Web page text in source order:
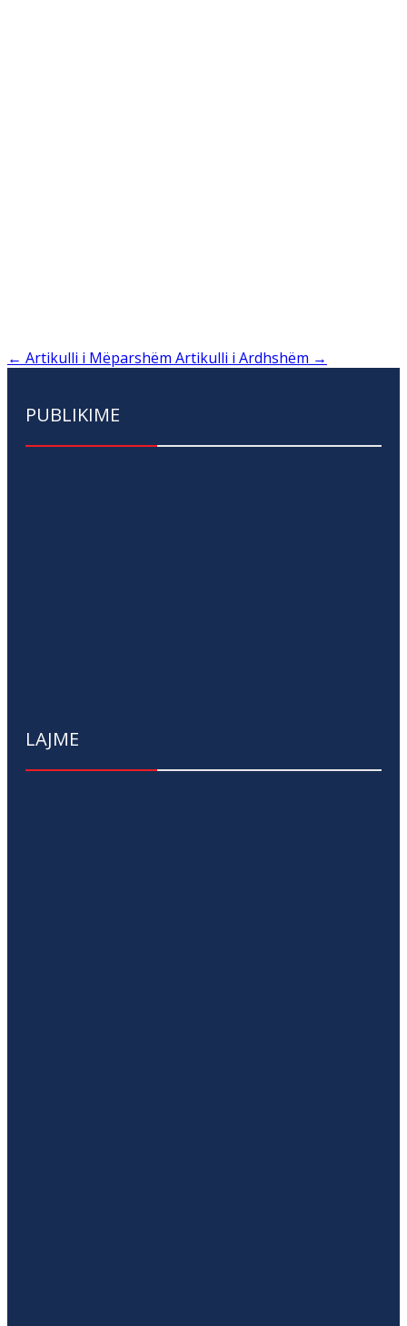
← Artikulli i Mëparshëm Artikulli i Ardhshëm →
PUBLIKIME
LAJME